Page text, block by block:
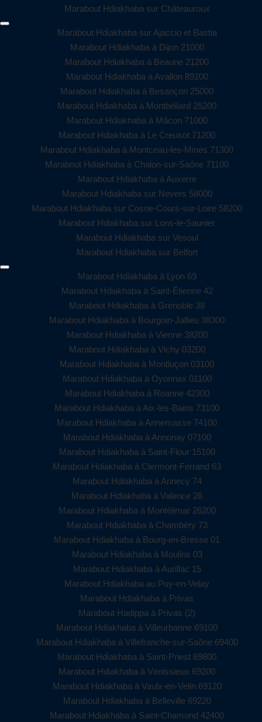
Marabout Hdiakhaba sur Châteauroux
Marabout Hdiakhaba sur Ajaccio et Bastia
Marabout Hdiakhaba à Dijon 21000
Marabout Hdiakhaba à Beaune 21200
Marabout Hdiakhaba à Avallon 89200
Marabout Hdiakhaba à Besançon 25000
Marabout Hdiakhaba à Montbéliard 25200
Marabout Hdiakhaba à Mâcon 71000
Marabout Hdiakhaba à Le Creusot 71200
Marabout Hdiakhaba à Montceau-les-Mines 71300
Marabout Hdiakhaba à Chalon-sur-Saône 71100
Marabout Hdiakhaba à Auxerre
Marabout Hdiakhaba sur Nevers 58000
Marabout Hdiakhaba sur Cosne-Cours-sur-Loire 58200
Marabout Hdiakhaba sur Lons-le-Saunier
Marabout Hdiakhaba sur Vesoul
Marabout Hdiakhaba sur Belfort
Marabout Hdiakhaba à Lyon 69
Marabout Hdiakhaba à Saint-Étienne 42
Marabout Hdiakhaba à Grenoble 38
Marabout Hdiakhaba à Bourgoin-Jallieu 38300
Marabout Hdiakhaba à Vienne 38200
Marabout Hdiakhaba à Vichy 03200
Marabout Hdiakhaba à Montluçon 03100
Marabout Hdiakhaba à Oyonnax 01100
Marabout Hdiakhaba à Roanne 42300
Marabout Hdiakhaba à Aix-les-Bains 73100
Marabout Hdiakhaba à Annemasse 74100
Marabout Hdiakhaba à Annonay 07100
Marabout Hdiakhaba à Saint-Flour 15100
Marabout Hdiakhaba à Clermont-Ferrand 63
Marabout Hdiakhaba à Annecy 74
Marabout Hdiakhaba à Valence 26
Marabout Hdiakhaba à Montélimar 26200
Marabout Hdiakhaba à Chambéry 73
Marabout Hdiakhaba à Bourg-en-Bresse 01
Marabout Hdiakhaba à Moulins 03
Marabout Hdiakhaba à Aurillac 15
Marabout Hdiakhaba au Puy-en-Velay
Marabout Hdiakhaba à Privas
Marabout Hadippa à Privas (2)
Marabout Hdiakhaba à Villeurbanne 69100
Marabout Hdiakhaba à Villefranche-sur-Saône 69400
Marabout Hdiakhaba à Saint-Priest 69800
Marabout Hdiakhaba à Vénissieux 69200
Marabout Hdiakhaba à Vaulx-en-Velin 69120
Marabout Hdiakhaba à Belleville 69220
Marabout Hdiakhaba à Saint-Chamond 42400